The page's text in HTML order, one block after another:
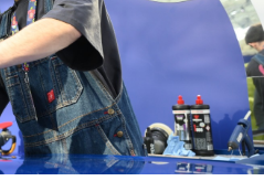
сегодня есть во
экономики. Поэтому две
работу еще во
А 95 процентов
—